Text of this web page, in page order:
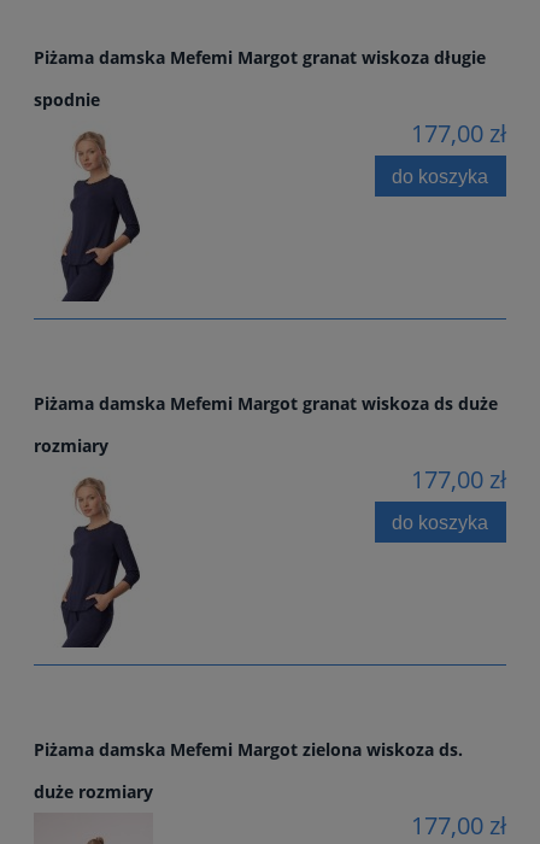
Piżama damska Mefemi Margot granat wiskoza długie
spodnie
177,00 zł
do koszyka
Piżama damska Mefemi Margot granat wiskoza ds duże
rozmiary
177,00 zł
do koszyka
Piżama damska Mefemi Margot zielona wiskoza ds.
duże rozmiary
177,00 zł